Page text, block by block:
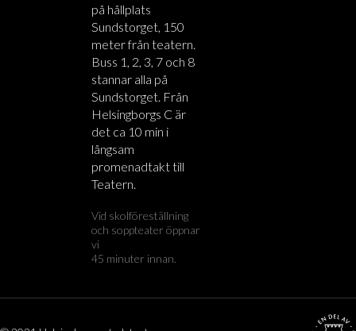
på hållplats
Sundstorget, 150
meter från teatern.
Buss 1, 2, 3, 7 och 8
stannar alla på
Sundstorget. Från
Helsingborgs C är
det ca 10 min i
långsam
promenadtakt till
Teatern.
Vid skolföreställning
och soppteater öppnar
vi
45 minuter innan.